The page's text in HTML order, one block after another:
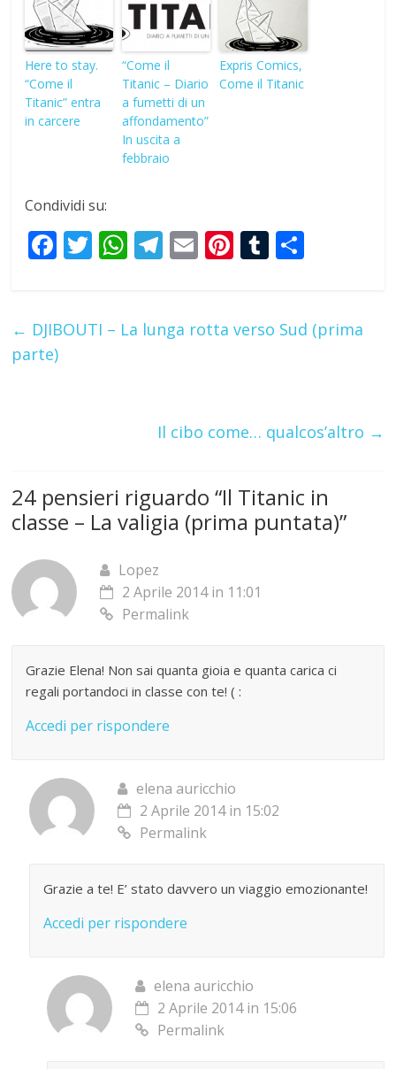
Here to stay.
“Come il
Titanic” entra
in carcere
“Come il
Titanic – Diario
a fumetti di un
affondamento”
In uscita a
febbraio
Expris Comics,
Come il Titanic
Condividi su:
F
b
o
T
er
W
s
T
gr
E
l
Pi
e
T
bl e
← DJIBOUTI – La lunga rotta verso Sud (prima
parte)
Il cibo come… qualcos’altro →
24 pensieri riguardo “Il Titanic in
classe – La valigia (prima puntata)”
Lopez
2 Aprile 2014 in 11:01
Permalink
Grazie Elena! Non sai quanta gioia e quanta carica ci
regali portandoci in classe con te! ( :
Accedi per rispondere
elena auricchio
2 Aprile 2014 in 15:02
Permalink
Grazie a te! E’ stato davvero un viaggio emozionante!
Accedi per rispondere
elena auricchio
2 Aprile 2014 in 15:06
Permalink